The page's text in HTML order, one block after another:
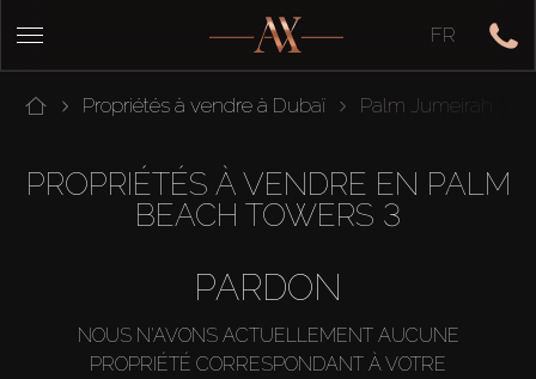
FR
Propriétés à vendre à Dubaï Palm Jumeirah
PROPRIÉTÉS À VENDRE EN PALM
BEACH TOWERS 3
PARDON
NOUS N'AVONS ACTUELLEMENT AUCUNE
PROPRIÉTÉ CORRESPONDANT À VOTRE